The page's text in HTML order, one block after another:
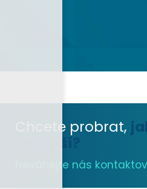
Chcete probrat,
Neváhejte nás